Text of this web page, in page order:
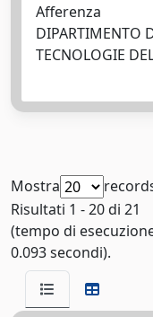
Afferenza
DIPARTIMENTO
TECNOLOGIE
Mostra
Risultati 1 - 20 di 21
(tempo di
0.093 secondi).